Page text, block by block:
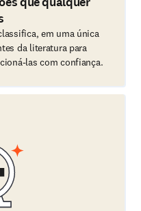
em uma única
da literatura para
las com confiança.